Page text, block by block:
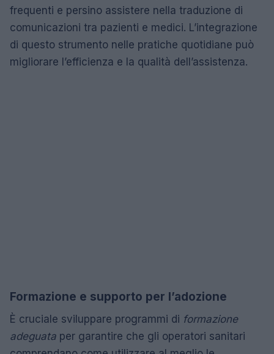
frequenti e persino assistere nella traduzione di
comunicazioni tra pazienti e medici. L’integrazione
di questo strumento nelle pratiche quotidiane può
migliorare l’efficienza e la qualità dell’assistenza.
Formazione e supporto per l’adozione
È cruciale sviluppare programmi di formazione
adeguata per garantire che gli operatori sanitari